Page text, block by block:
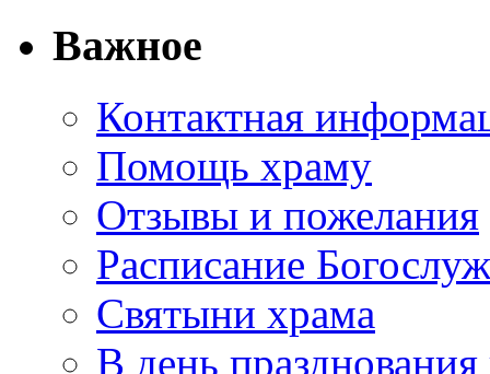
Важное
Контактная
Помощь храму
Отзывы и пожелания
Расписание
Святыни храма
В день